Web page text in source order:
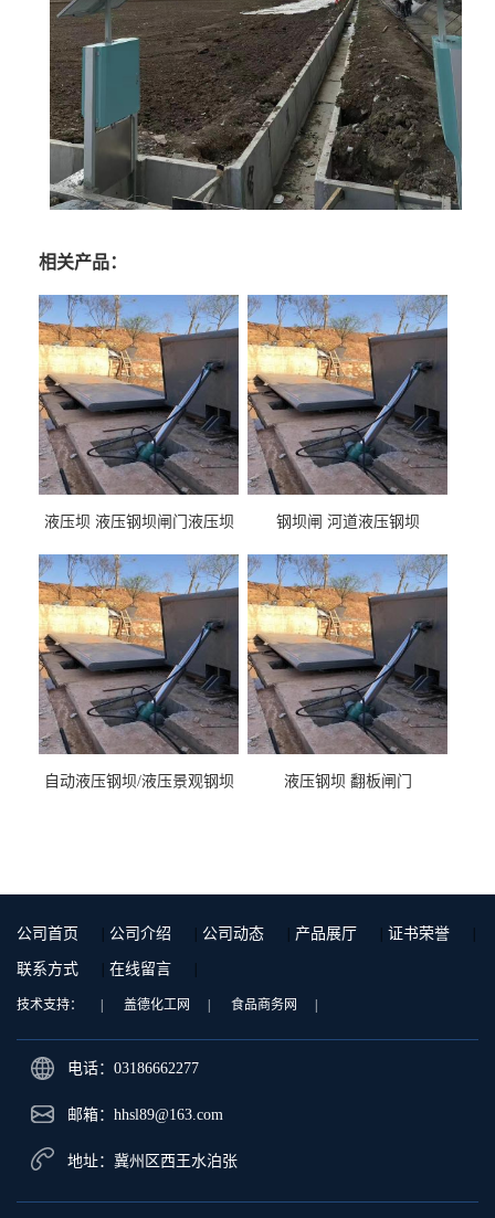
相关产品：
液压坝 液压钢坝闸门液压坝
钢坝闸 河道液压钢坝
自动液压钢坝/液压景观钢坝 液压钢坝 翻板闸门
公司首页 | 公司介绍 | 公司动态 | 产品展厅 | 证书荣誉 |
联系方式 | 在线留言 |
技术支持： | 盖德化工网 | 食品商务网 |
电话：03186662277
邮箱：hhsl89@163.com
地址：冀州区西王水泊张